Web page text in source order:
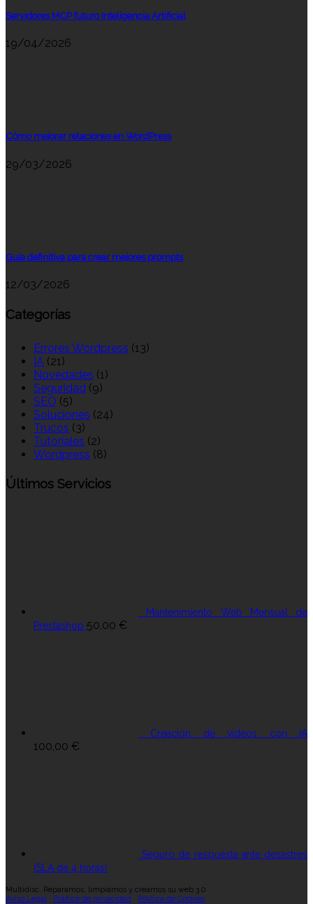
Servidores MCP futuro Inteligencia Artificial
19/04/2026
Cómo mejorar relaciones en WordPress
29/03/2026
Guía definitiva para crear mejores prompts
12/03/2026
Categorías
Errores Wordpress (13)
IA (21)
Novedades (1)
Seguridad (9)
SEO (5)
Soluciones (24)
Trucos (3)
Tutoriales (2)
Wordpress (8)
Últimos Servicios
Mantenimiento Web Mensual de
Prestashop 50,00 €
Creación de vídeos con IA
100,00 €
Seguro de respuesta ante desastres
(SLA de 4 horas)
Multidisc. Reparamos, limpiamos y creamos su web 3.0
Aviso Legal· Política de privacidad · Política de Cookies